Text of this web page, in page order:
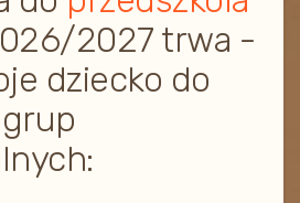
2027 trwa -
dziecko do